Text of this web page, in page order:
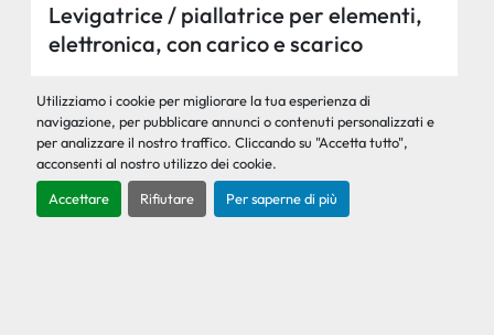
Utilizziamo i cookie per migliorare la tua esperienza di
navigazione, per pubblicare annunci o contenuti personalizzati e
per analizzare il nostro traffico. Cliccando su "Accetta tutto",
acconsenti al nostro utilizzo dei cookie.
Accettare Rifiutare Per saperne di più
Levigatrice / piallatrice per elementi,
elettronica, con carico e scarico
Contattaci per il prezzo
Levigatrice per elementi elettronica, marca
Promac, completa di cabina insonorizzata, usata.
Macc...